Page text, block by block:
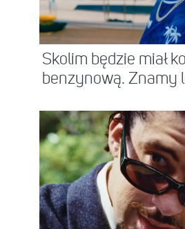
Skolim będzie miał
benzynową. Znamy